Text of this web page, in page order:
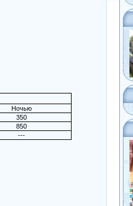
Ночью
350
850
---